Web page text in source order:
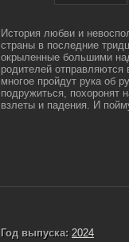
История любви и
страны в последние
окрыленные большими
родителей
многое пройдут рука об
подружиться, похоронят
взлеты и падения. И
Год выпуска: 2024